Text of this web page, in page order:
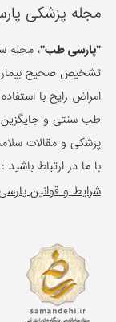
مجله پزشکی
"پارسی طب"، مجله
تشخیص صحیح بیماری
امراض رایج با
طب سنتی و جایگزین
پزشکی و مقالات
با ما در ارتباط
شرایط و قوانین